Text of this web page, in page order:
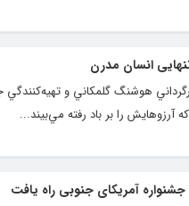
انسان مدرن
هوشنگ گلمکاني و
را بر باد رفته مي‌بيند...
آمریکای جنوبی راه یافت